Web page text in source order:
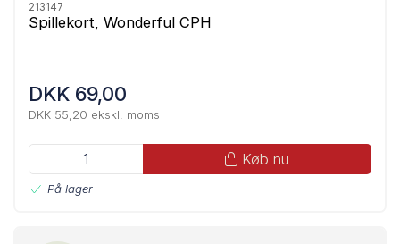
213147
Spillekort, Wonderful CPH
DKK 69,00
DKK 55,20 ekskl. moms
Køb nu
På lager